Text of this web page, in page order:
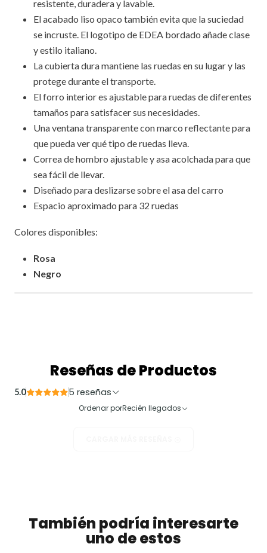
resistente, duradera y lavable.
El acabado liso opaco también evita que la suciedad
se incruste. El logotipo de EDEA bordado añade clase
y estilo italiano.
La cubierta dura mantiene las ruedas en su lugar y las
protege durante el transporte.
El forro interior es ajustable para ruedas de diferentes
tamaños para satisfacer sus necesidades.
Una ventana transparente con marco reflectante para
que pueda ver qué tipo de ruedas lleva.
Correa de hombro ajustable y asa acolchada para que
sea fácil de llevar.
Diseñado para deslizarse sobre el asa del carro
Espacio aproximado para 32 ruedas
Colores disponibles:
Rosa
Negro
Reseñas de Productos
5.0 5 reseñas
Ordenar porRecién llegados
También podría interesarte
uno de estos